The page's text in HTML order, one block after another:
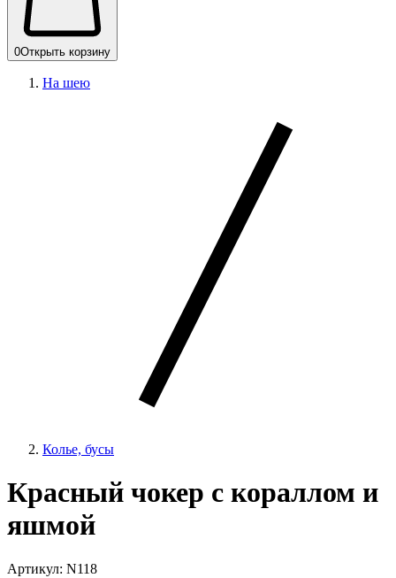
0Открыть корзину
На шею
Колье, бусы
Красный чокер с кораллом и
яшмой
Артикул: N118